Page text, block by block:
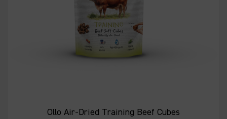
Ollo Air-Dried Training Beef Cubes